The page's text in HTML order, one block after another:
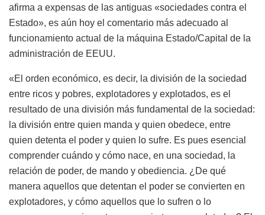
afirma a expensas de las antiguas «sociedades contra el
Estado», es aún hoy el comentario más adecuado al
funcionamiento actual de la máquina Estado/Capital de la
administración de EEUU.
«El orden económico, es decir, la división de la sociedad
entre ricos y pobres, explotadores y explotados, es el
resultado de una división más fundamental de la sociedad:
la división entre quien manda y quien obedece, entre
quien detenta el poder y quien lo sufre. Es pues esencial
comprender cuándo y cómo nace, en una sociedad, la
relación de poder, de mando y obediencia. ¿De qué
manera aquellos que detentan el poder se convierten en
explotadores, y cómo aquellos que lo sufren o lo